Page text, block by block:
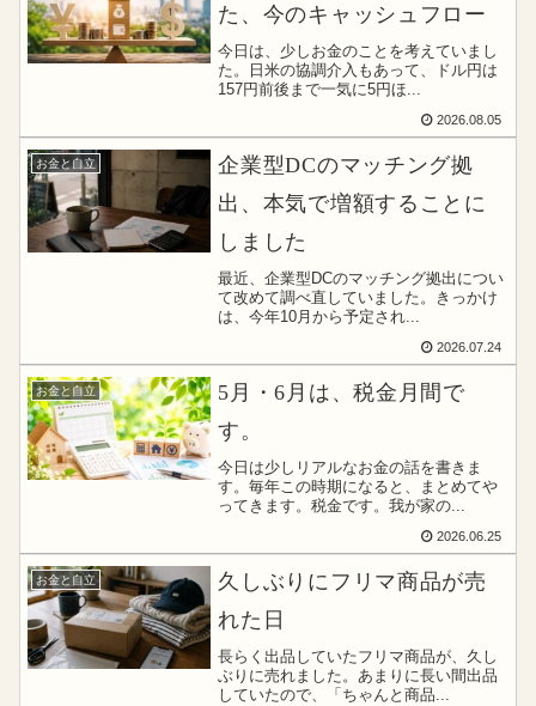
た、今のキャッシュフロー
今日は、少しお金のことを考えていまし
た。日米の協調介入もあって、ドル円は
157円前後まで一気に5円ほ...
2026.08.05
お金と自立
企業型DCのマッチング拠
出、本気で増額することに
しました
最近、企業型DCのマッチング拠出につい
て改めて調べ直していました。きっかけ
は、今年10月から予定され...
2026.07.24
お金と自立
5月・6月は、税金月間で
す。
今日は少しリアルなお金の話を書きま
す。毎年この時期になると、まとめてや
ってきます。税金です。我が家の...
2026.06.25
お金と自立
久しぶりにフリマ商品が売
れた日
長らく出品していたフリマ商品が、久し
ぶりに売れました。あまりに長い間出品
していたので、「ちゃんと商品...